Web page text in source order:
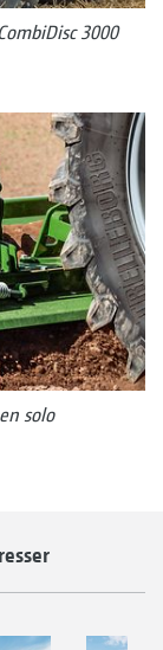
3000
solo